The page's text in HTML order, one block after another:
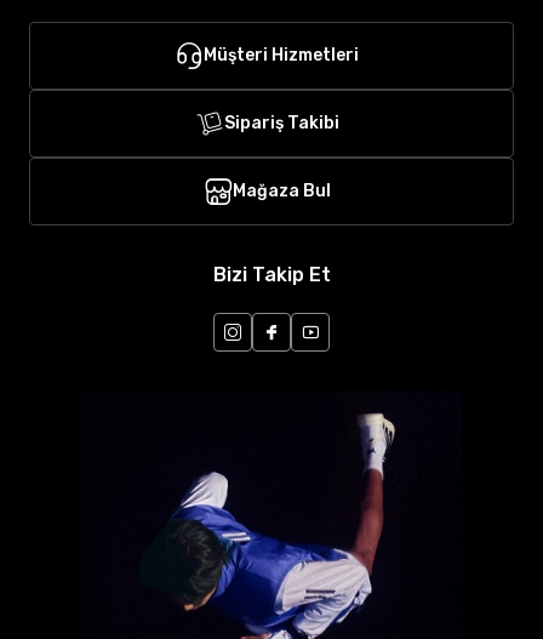
Müşteri Hizmetleri
Sipariş Takibi
Mağaza Bul
Bizi Takip Et